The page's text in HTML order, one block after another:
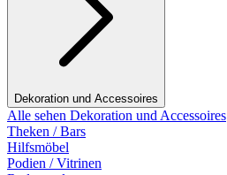
Dekoration und Accessoires
Alle sehen Dekoration und Accessoires
Theken / Bars
Hilfsmöbel
Podien / Vitrinen